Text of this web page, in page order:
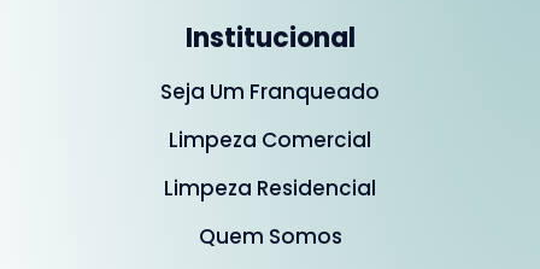
Institucional
Seja Um Franqueado
Limpeza Comercial
Limpeza Residencial
Quem Somos